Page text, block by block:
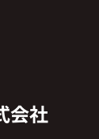
会社